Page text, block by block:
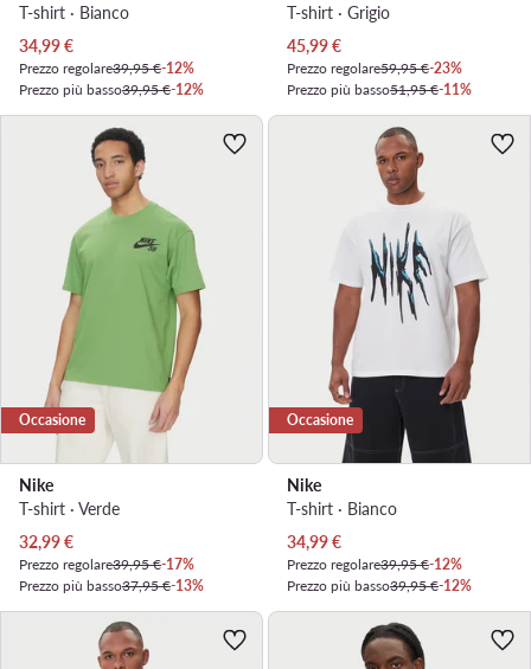
T-shirt · Bianco
Prezzo attuale
34,99€
Prezzo regolare39,95 €-12%
Prezzo più basso39,95 €-12%
T-shirt · Grigio
Prezzo attuale
45,99€
Prezzo regolare59,95 €-23%
Prezzo più basso51,95 €-11%
Occasione
Nike
T-shirt · Verde
Prezzo attuale
32,99€
Prezzo regolare39,95 €-17%
Prezzo più basso37,95 €-13%
Occasione
Nike
T-shirt · Bianco
Prezzo attuale
34,99€
Prezzo regolare39,95 €-12%
Prezzo più basso39,95 €-12%